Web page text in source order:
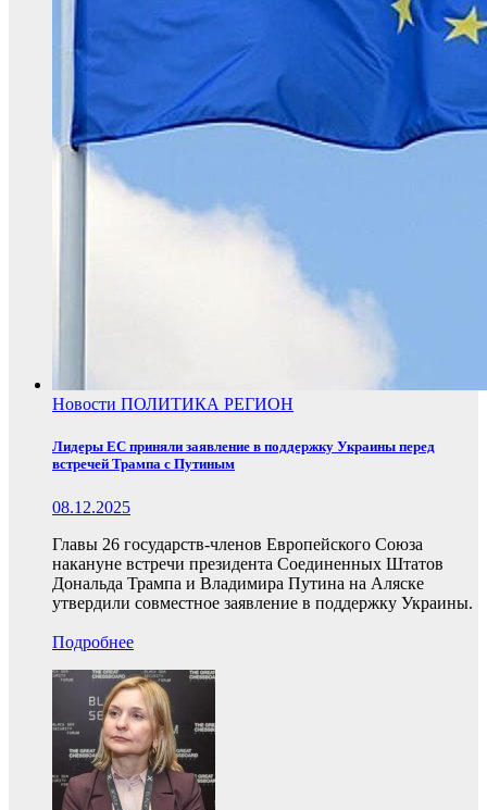
Новости ПОЛИТИКА РЕГИОН
Лидеры ЕС приняли заявление в поддержку Украины перед
встречей Трампа с Путиным
08.12.2025
Главы 26 государств-членов Европейского Союза
накануне встречи президента Соединенных Штатов
Дональда Трампа и Владимира Путина на Аляске
утвердили совместное заявление в поддержку Украины.
Подробнее